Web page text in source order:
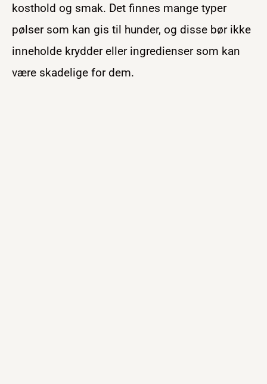
kosthold og smak. Det finnes mange typer
pølser som kan gis til hunder, og disse bør ikke
inneholde krydder eller ingredienser som kan
være skadelige for dem.